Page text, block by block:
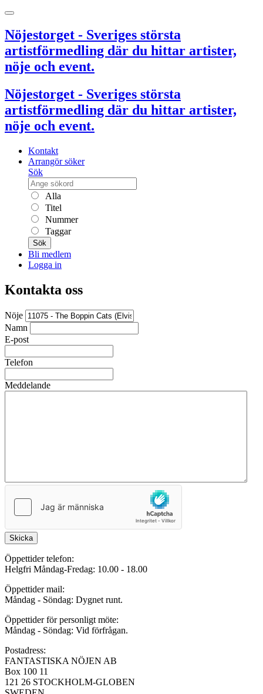
Nöjestorget - Sveriges största
artistförmedling där du hittar artister,
nöje och event.
Nöjestorget - Sveriges största
artistförmedling där du hittar artister,
nöje och event.
Kontakt
Arrangör söker
Sök
Alla
Titel
Nummer
Taggar
Sök
Bli medlem
Logga in
Kontakta oss
Nöje
Namn
E-post
Telefon
Meddelande
Skicka
Öppettider telefon:
Helgfri Måndag-Fredag: 10.00 - 18.00
Öppettider mail:
Måndag - Söndag: Dygnet runt.
Öppettider för personligt möte:
Måndag - Söndag: Vid förfrågan.
Postadress:
FANTASTISKA NÖJEN AB
Box 100 11
121 26 STOCKHOLM-GLOBEN